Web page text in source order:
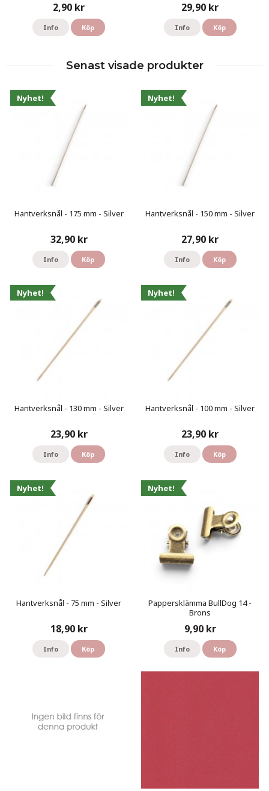
2,90 kr
Info Köp
29,90 kr
Info Köp
Senast visade produkter
Nyhet!
Hantverksnål - 175 mm - Silver
32,90 kr
Info Köp
Nyhet!
Hantverksnål - 150 mm - Silver
27,90 kr
Info Köp
Nyhet!
Hantverksnål - 130 mm - Silver
23,90 kr
Info Köp
Nyhet!
Hantverksnål - 100 mm - Silver
23,90 kr
Info Köp
Nyhet!
Hantverksnål - 75 mm - Silver
18,90 kr
Info Köp
Nyhet!
Pappersklämma BullDog 14 -
Brons
9,90 kr
Info Köp